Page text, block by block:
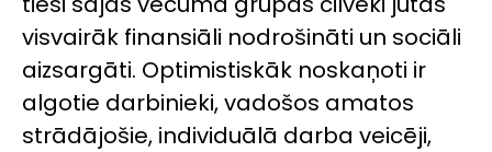
visvairāk finansiāli nodrošināti un sociāli
aizsargāti. Optimistiskāk noskaņoti ir
algotie darbinieki, vadošos amatos
strādājošie, individuālā darba veicēji,